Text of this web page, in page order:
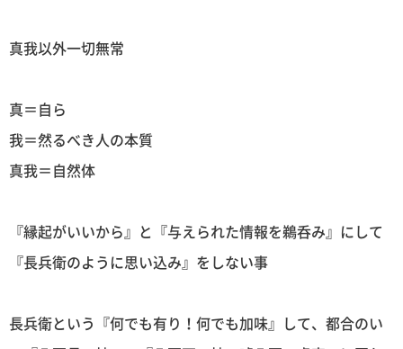
真我以外一切無常
真＝自ら
我＝然るべき人の本質
真我＝自然体
『縁起がいいから』と『与えられた情報を鵜呑み』にして
『長兵衛のように思い込み』をしない事
長兵衛という『何でも有り！何でも加味』して、都合のい